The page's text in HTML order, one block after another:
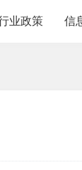
业政策 信